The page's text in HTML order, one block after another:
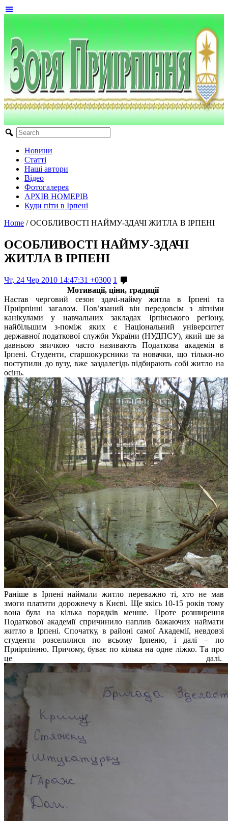
Новини
Статті
Наші автори
Відео
Фотогалерея
АРХІВ НОМЕРІВ
Куди піти в Ірпені
Home / ОСОБЛИВОСТІ НАЙМУ-ЗДАЧІ ЖИТЛА В ІРПЕНІ
ОСОБЛИВОСТІ НАЙМУ-ЗДАЧІ
ЖИТЛА В ІРПЕНІ
Чт, 24 Чер 2010 14:47:31 +0300 1
Мотивації, ціни, традиції
Настав черговий сезон здачі-найму житла в Ірпені та
Приірпінні загалом. Пов’язаний він передовсім з літніми
канікулами у навчальних закладах Ірпінського регіону,
найбільшим з-поміж яких є Національний університет
державної податкової служби України (НУДПСУ), який ще за
давньою звичкою часто називають Податкова академія в
Ірпені. Студенти, старшокурсники та новачки, що тільки-но
поступили до вузу, вже заздалегідь підбирають собі житло на
осінь.
Раніше в Ірпені наймали житло переважно ті, хто не мав
змоги платити дорожнечу в Києві. Ще якісь 10-15 років тому
вона була на кілька порядків менше. Проте розширення
Податкової академії спричинило наплив бажаючих наймати
житло в Ірпені. Спочатку, в районі самої Академії, невдовзі
студенти розселилися по всьому Ірпеню, і далі – по
Приірпінню. Причому, буває по кілька на одне ліжко. Та про
це далі.